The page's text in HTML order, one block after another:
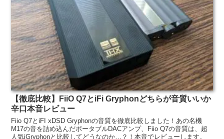
【徹底比較】FiiO Q7とiFi Gryphonどちらが音質いいか
辛口本音レビュー
Fiio Q7とiFI xDSD Gryphonの音質を徹底比較しました！あの名機
M17の音を詰め込んだポータブルDACアンプ、Fiio Q7の音質は、超
人気iGryphonと比較してどうなのか…？！本音でレビューします。